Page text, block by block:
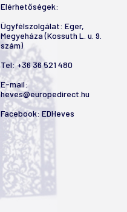
Elérhetőségek:
Ügyfélszolgálat: Eger,
Megyeháza (Kossuth L. u. 9.
szám)
Tel:+36 36 521 480
E-mail:
heves@europedirect.hu
Facebook: EDHeves